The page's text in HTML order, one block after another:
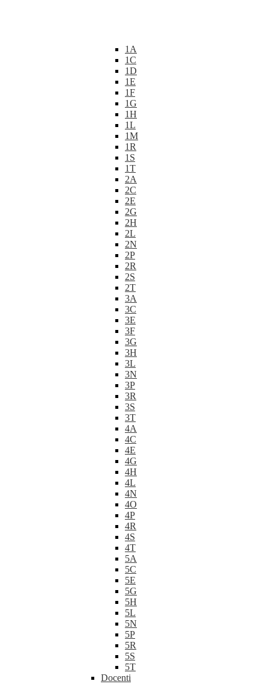
1A
1C
1D
1E
1F
1G
1H
1L
1M
1R
1S
1T
2A
2C
2E
2G
2H
2L
2N
2P
2R
2S
2T
3A
3C
3E
3F
3G
3H
3L
3N
3P
3R
3S
3T
4A
4C
4E
4G
4H
4L
4N
4O
4P
4R
4S
4T
5A
5C
5E
5G
5H
5L
5N
5P
5R
5S
5T
Docenti